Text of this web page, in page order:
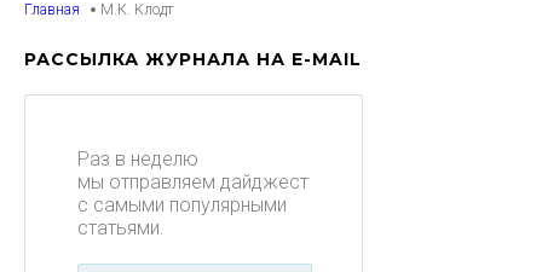
Главная М.К. Клодт
РАССЫЛКА ЖУРНАЛА НА E-MAIL
Раз в неделю
мы отправляем дайджест
с самыми популярными
статьями.